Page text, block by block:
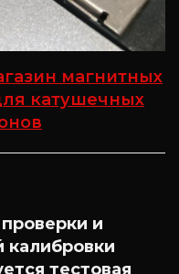
магнитных
катушечных
и
тестовая